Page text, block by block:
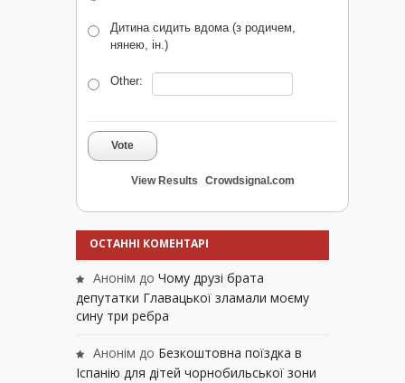
Дитина сидить вдома (з родичем,
нянею, ін.)
Other:
Vote
View Results Crowdsignal.com
ОСТАННІ КОМЕНТАРІ
Анонім до Чому друзі брата
депутатки Главацької зламали моєму
сину три ребра
Анонім до Безкоштовна поїздка в
Іспанію для дітей чорнобильської зони